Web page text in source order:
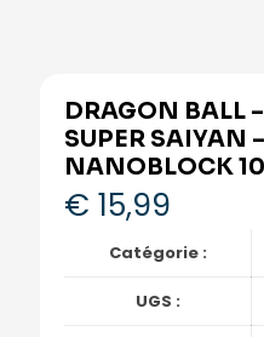
DRAGON BALL
SUPER SAIYAN
NANOBLOCK
€ 15,99
Catégorie :
UGS :